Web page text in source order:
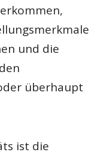
und die
überhaupt
ist die